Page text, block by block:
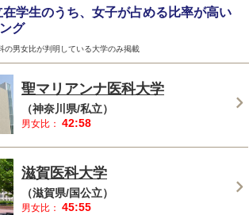
在学生のうち、女子が占める比率が高い
グ
男女比が判明している大学のみ掲載
聖マリアンナ医科大学
（神奈川県/私立）
男女比： 42:58
滋賀医科大学
（滋賀県/国公立）
男女比： 45:55